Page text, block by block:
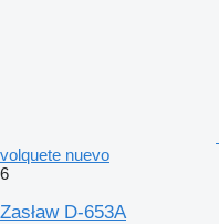
volquete nuevo
6
Zasław D-653A